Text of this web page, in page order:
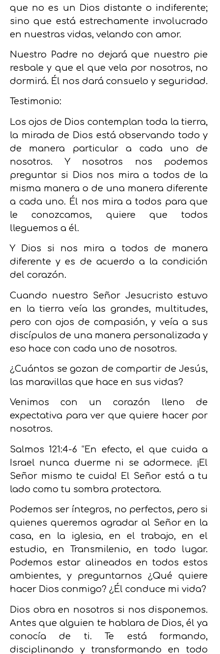
que no es un Dios distante o indiferente;
sino que está estrechamente involucrado
en nuestras vidas, velando con amor.
Nuestro Padre no dejará que nuestro pie
resbale y que el que vela por nosotros, no
dormirá. Él nos dará consuelo y seguridad.
Testimonio:
Los ojos de Dios contemplan toda la tierra,
la mirada de Dios está observando todo y
de manera particular a cada uno de
nosotros. Y nosotros nos podemos
preguntar si Dios nos mira a todos de la
misma manera o de una manera diferente
a cada uno. Él nos mira a todos para que
le conozcamos, quiere que todos
lleguemos a él.
Y Dios si nos mira a todos de manera
diferente y es de acuerdo a la condición
del corazón.
Cuando nuestro Señor Jesucristo estuvo
en la tierra veía las grandes, multitudes,
pero con ojos de compasión, y veía a sus
discípulos de una manera personalizada y
eso hace con cada uno de nosotros.
¿Cuántos se gozan de compartir de Jesús,
las maravillas que hace en sus vidas?
Venimos con un corazón lleno de
expectativa para ver que quiere hacer por
nosotros.
Salmos 121:4-6“En efecto, el que cuida a
Israel nunca duerme ni se adormece. ¡El
Señor mismo te cuida! El Señor está a tu
lado como tu sombra protectora.
Podemos ser íntegros, no perfectos, pero si
quienes queremos agradar al Señor en la
casa, en la iglesia, en el trabajo, en el
estudio, en Transmilenio, en todo lugar.
Podemos estar alineados en todos estos
ambientes, y preguntarnos ¿Qué quiere
hacer Dios conmigo? ¿Él conduce mi vida?
Dios obra en nosotros si nos disponemos.
Antes que alguien te hablara de Dios, él ya
conocía de ti. Te está formando,
disciplinando y transformando en todo